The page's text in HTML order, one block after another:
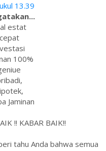
13.39
estat
100%
Jaminan
!! KABAR BAIK!!
tahu Anda bahwa semua